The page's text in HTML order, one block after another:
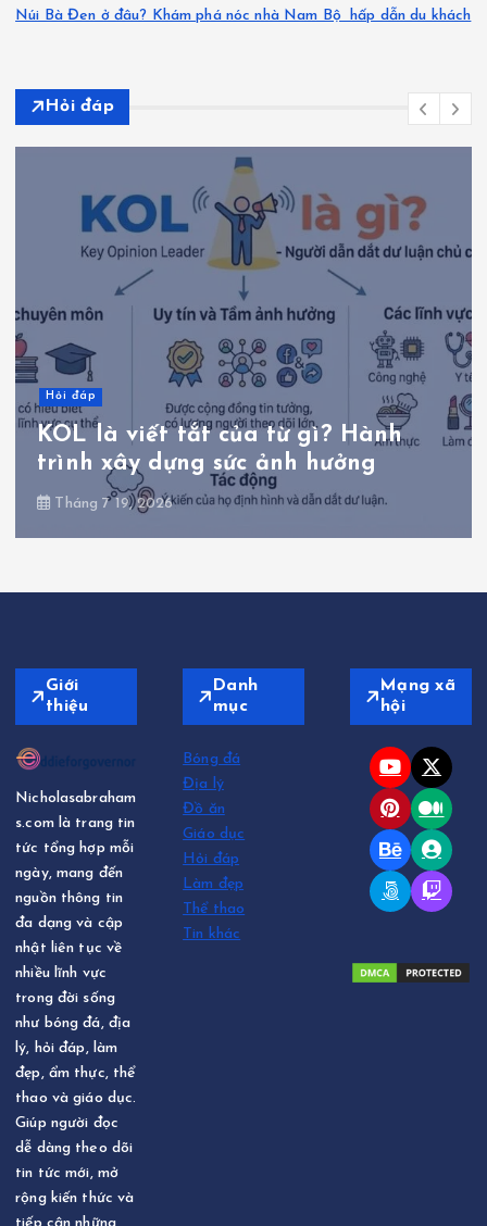
Núi Bà Đen ở đâu? Khám phá nóc nhà Nam Bộ hấp dẫn du khách
Hỏi đáp
Hỏi đáp
KOL là viết tắt của từ gì? Hành
trình xây dựng sức ảnh hưởng
Tháng 7 19, 2026
Giới
thiệu
Nicholasabraham
s.com là trang tin
tức tổng hợp mỗi
ngày, mang đến
nguồn thông tin
đa dạng và cập
nhật liên tục về
nhiều lĩnh vực
trong đời sống
như bóng đá, địa
lý, hỏi đáp, làm
đẹp, ẩm thực, thể
thao và giáo dục.
Giúp người đọc
dễ dàng theo dõi
tin tức mới, mở
rộng kiến thức và
Danh
mục
Bóng đá
Địa lý
Đồ ăn
Giáo dục
Hỏi đáp
Làm đẹp
Thể thao
Tin khác
Mạng xã
hội